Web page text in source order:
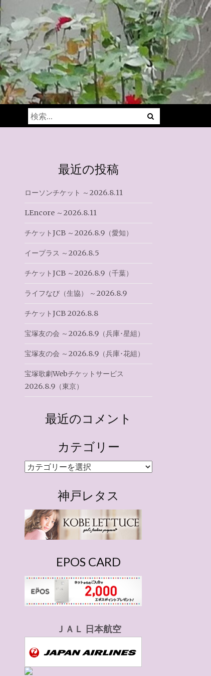
検
索:
最近の投稿
ローソンチケット ～2026.8.11
LEncore ～2026.8.11
チケットJCB ～2026.8.9（愛知）
イープラス ～2026.8.5
チケットJCB ～2026.8.9（千葉）
ライフなび（生協） ～2026.8.9
チケットJCB 2026.8.8
宝塚友の会 ～2026.8.9（兵庫･星組）
宝塚友の会 ～2026.8.9（兵庫･花組）
宝塚歌劇Webチケットサービス
2026.8.9（東京）
最近のコメント
カテゴリー
カ
ー
神戸レタス
EPOS CARD
ＪＡＬ 日本航空